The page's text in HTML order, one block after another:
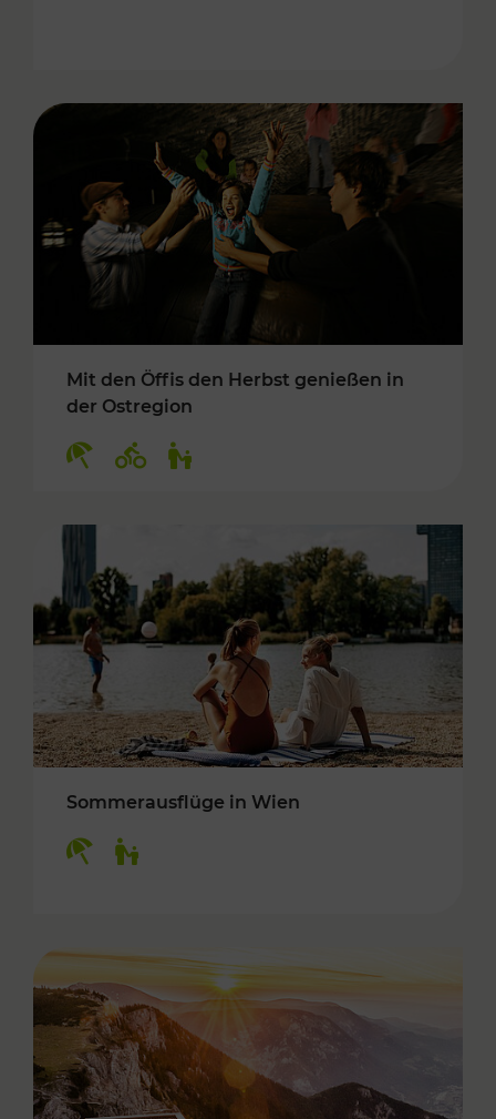
Mit den Öffis den Herbst genießen in
der Ostregion
Sommerausflüge in Wien